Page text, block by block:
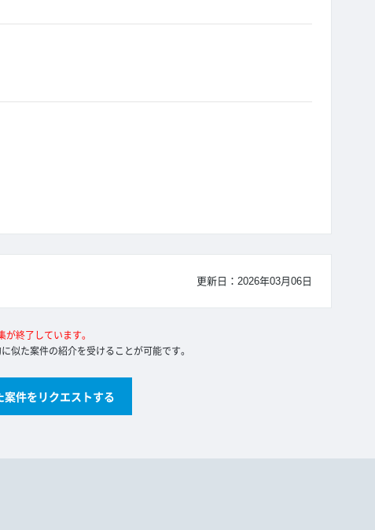
更新日：2026年03月06日
が終了しています。
似た案件の紹介を受けることが可能です。
案件をリクエストする